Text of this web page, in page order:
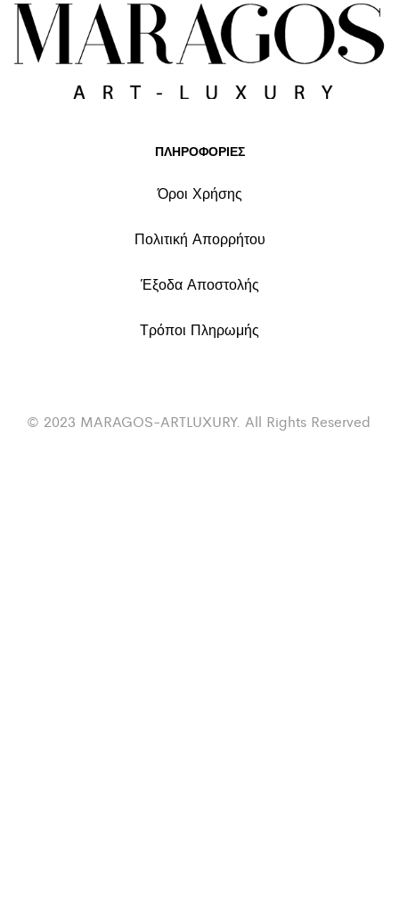
ΠΛΗΡΟΦΟΡΙΕΣ
Όροι Χρήσης
Πολιτική Απορρήτου
Έξοδα Αποστολής
Τρόποι Πληρωμής
© 2023 MARAGOS-ARTLUXURY. All Rights Reserved